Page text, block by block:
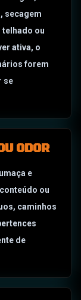
secagem
telhado ou
ativa, o
forem
se
ODOR
e
ou
caminhos
de